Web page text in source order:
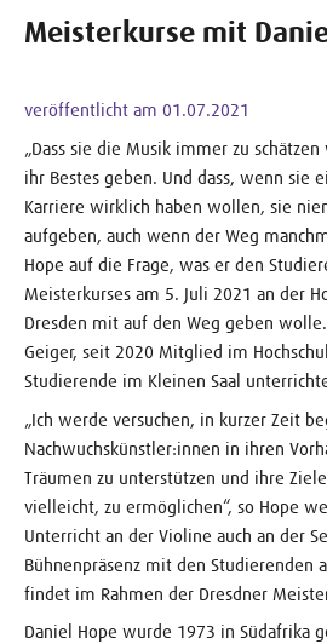
Meisterkurse mit
veröffentlicht am 01.07.2021
„Dass sie die Musik immer zu
ihr Bestes geben. Und dass, wenn sie
Karriere wirklich haben wollen, sie
aufgeben, auch wenn der Weg
Hope auf die Frage, was er den
Meisterkurses am 5. Juli 2021 an der
Dresden mit auf den Weg geben
Geiger, seit 2020 Mitglied im
Studierende im Kleinen Saal
„Ich werde versuchen, in kurzer Zeit
Nachwuchskünstler:innen in ihren
Träumen zu unterstützen und ihre
vielleicht, zu ermöglichen“, so Hope
Unterricht an der Violine auch an der
Bühnenpräsenz mit den Studierenden
findet im Rahmen der Dresdner
Daniel Hope wurde 1973 in Südafrika